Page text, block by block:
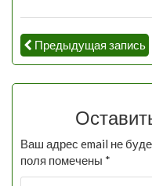
Предыдущая запись
Ваш адрес email не
поля помечены *